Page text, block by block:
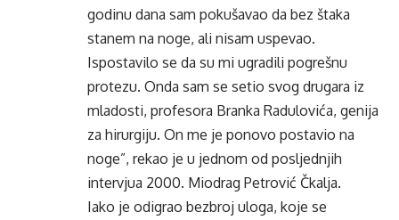
godinu dana sam pokušavao da bez štaka
stanem na noge, ali nisam uspevao.
Ispostavilo se da su mi ugradili pogrešnu
protezu. Onda sam se setio svog drugara iz
mladosti, profesora Branka Radulovića, genija
za hirurgiju. On me je ponovo postavio na
noge”, rekao je u jednom od posljednjih
intervjua 2000. Miodrag Petrović Čkalja.
Iako je odigrao bezbroj uloga, koje se